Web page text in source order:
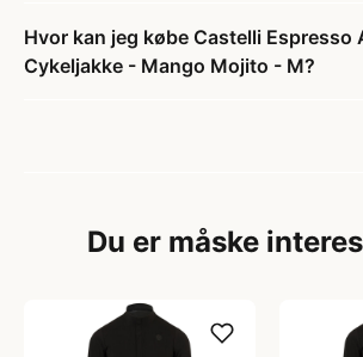
Hvor kan jeg købe Castelli Espresso
Cykeljakke - Mango Mojito - M?
Du er måske